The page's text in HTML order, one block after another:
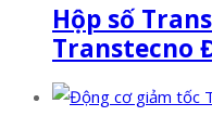
Hộp số
Transtecno